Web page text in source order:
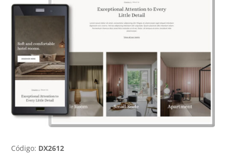
Código: DX2612